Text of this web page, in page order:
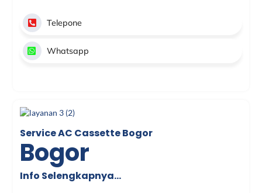
Telepone
Whatsapp
Service AC Cassette Bogor
Bogor
Info Selengkapnya…